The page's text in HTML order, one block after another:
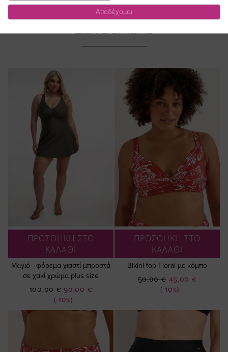
ΠΡΟΣΘΗΚΗ ΣΤΟ
ΚΑΛΑΘΙ
Μαγιό - φόρεμα χιαστί μπροστά
σε χακί χρώμα plus size
(-10%)
Ειδική
Τιμή
90,00 €
100,00 €
ΠΡΟΣΘΗΚΗ ΣΤΟ
ΚΑΛΑΘΙ
Bikini top Floral με κόμπο
(-10%)
Ειδική
Τιμή
45,00 €
50,00 €
ΔΕΙΤΕ ΕΠΙΣΗΣ
Αποδέχομαι